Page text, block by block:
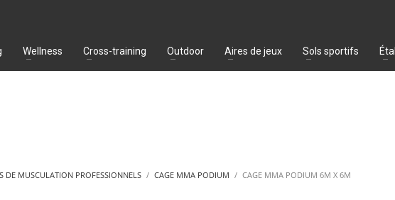
Wellness Cross-training Outdoor Aires de jeux Sols sportifs
DE MUSCULATION PROFESSIONNELS CAGE MMA PODIUM CAGE MMA PODIUM 6M X 6M